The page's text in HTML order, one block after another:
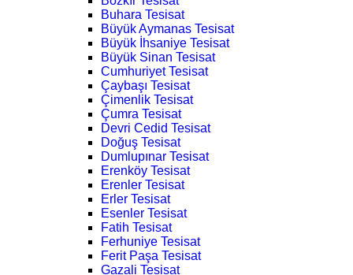
Buhara Tesisat
Büyük Aymanas Tesisat
Büyük İhsaniye Tesisat
Büyük Sinan Tesisat
Cumhuriyet Tesisat
Çaybaşı Tesisat
Çimenlik Tesisat
Çumra Tesisat
Devri Cedid Tesisat
Doğuş Tesisat
Dumlupınar Tesisat
Erenköy Tesisat
Erenler Tesisat
Erler Tesisat
Esenler Tesisat
Fatih Tesisat
Ferhuniye Tesisat
Ferit Paşa Tesisat
Gazali Tesisat